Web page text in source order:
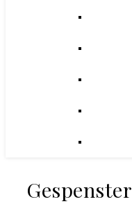
Gespenster